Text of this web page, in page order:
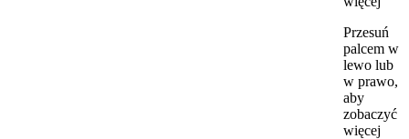
Przesuń
palcem w
lewo lub
w prawo,
aby
zobaczyć
więcej